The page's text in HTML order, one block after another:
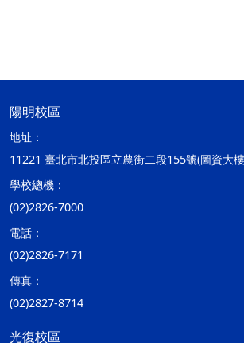
陽明校區
地址：
11221 臺北市北投區立農街二段155號(圖資大
學校總機：
(02)2826-7000
電話：
(02)2826-7171
傳真：
(02)2827-8714
光復校區